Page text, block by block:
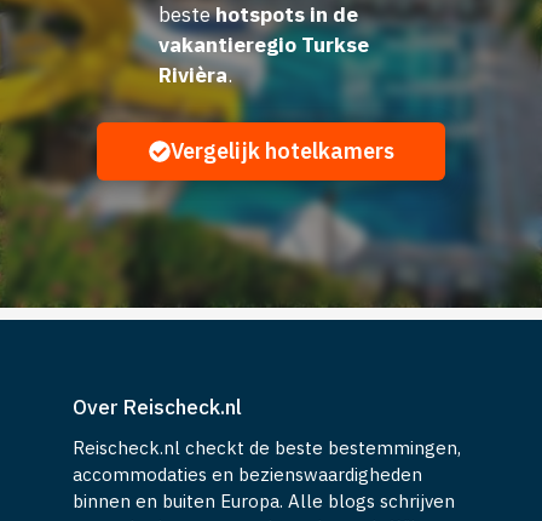
bestehotspots in de
vakantieregio Turkse
Rivièra.
Vergelijk hotelkamers
Over Reischeck.nl
Reischeck.nl checkt de beste bestemmingen,
accommodaties en bezienswaardigheden
binnen en buiten Europa. Alle blogs schrijven